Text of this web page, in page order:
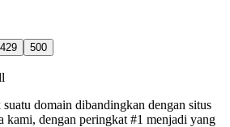
429 500
domain dibandingkan dengan situs
kami, dengan peringkat #1 menjadi yang